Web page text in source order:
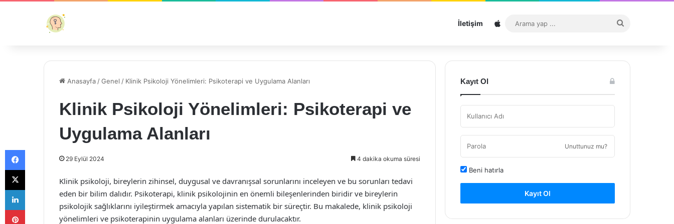
İletişim Sitemap
...
Anasayfa /Genel / Klinik Psikoloji Yönelimleri: Psikoterapi ve Uygulama Alanları
Klinik Psikoloji Yönelimleri: Psikoterapi ve
Uygulama Alanları
29 Eylül 2024 4 dakika okuma süresi
Klinik psikoloji, bireylerin zihinsel, duygusal ve davranışsal sorunlarını inceleyen ve bu sorunları tedavi
eden bir bilim dalıdır. Psikoterapi, klinik psikolojinin en önemli bileşenlerinden biridir ve bireylerin
psikolojik sağlıklarını iyileştirmek amacıyla yapılan sistematik bir süreçtir. Bu makalede, klinik psikoloji
yönelimleri ve psikoterapinin uygulama alanları üzerinde durulacaktır.
Kayıt Ol
Unuttunuz mu?
Beni hatırla
Kayıt Ol
Facebook
X
LinkedIn
Pinterest